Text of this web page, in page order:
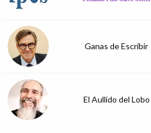
Ganas de Escribir
El Aullido del Lobo